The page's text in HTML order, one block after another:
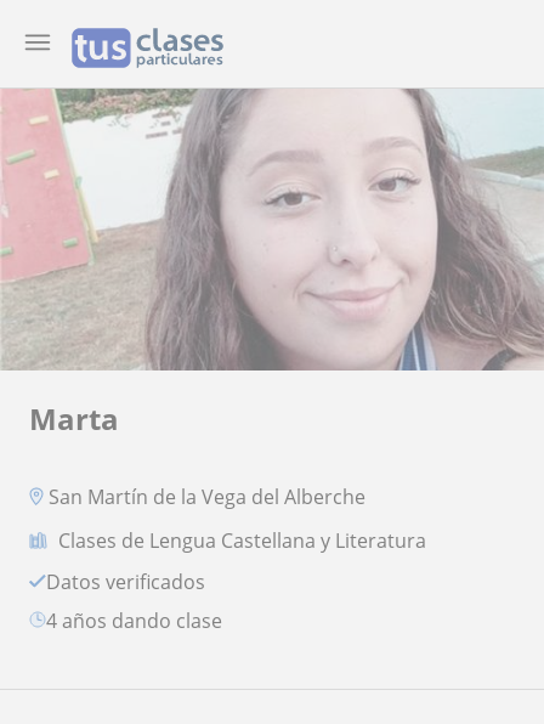
Marta
San Martín de la Vega del Alberche
Clases de Lengua Castellana y Literatura
Datos verificados
4 años dando clase